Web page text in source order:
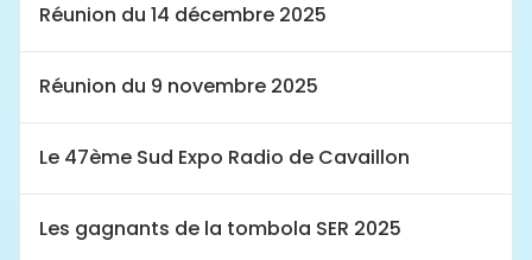
Réunion du 14 décembre 2025
Réunion du 9 novembre 2025
Le 47ème Sud Expo Radio de Cavaillon
Les gagnants de la tombola SER 2025